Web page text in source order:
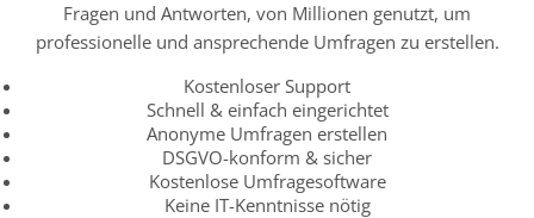
Fragen und Antworten, von Millionen genutzt, um
professionelle und ansprechende Umfragen zu erstellen.
Kostenloser Support
Schnell & einfach eingerichtet
Anonyme Umfragen erstellen
DSGVO-konform & sicher
Kostenlose Umfragesoftware
Keine IT-Kenntnisse nötig